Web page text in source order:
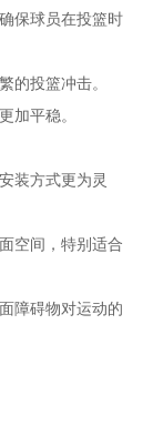
保球员在投篮时
的投篮冲击。
加平稳。
装方式更为灵
空间，特别适合
障碍物对运动的